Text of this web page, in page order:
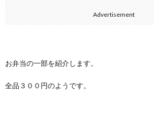
Advertisement
お弁当の一部を紹介します。
全品３００円のようです。